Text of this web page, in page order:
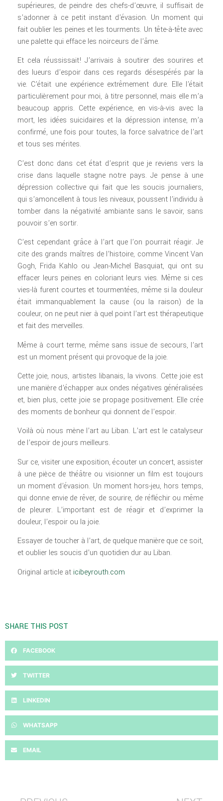
supérieures, de peindre des chefs-d’œuvre, il suffisait de
s’adonner à ce petit instant d’évasion. Un moment qui
fait oublier les peines et les tourments. Un tête-à-tête avec
une palette qui efface les noirceurs de l’âme.
Et cela réussissait! J’arrivais à soutirer des sourires et
des lueurs d’espoir dans ces regards désespérés par la
vie. C’était une expérience extrêmement dure. Elle l’était
particulièrement pour moi, à titre personnel, mais elle m’a
beaucoup appris. Cette expérience, en vis-à-vis avec la
mort, les idées suicidaires et la dépression intense, m’a
confirmé, une fois pour toutes, la force salvatrice de l’art
et tous ses mérites.
C’est donc dans cet état d’esprit que je reviens vers la
crise dans laquelle stagne notre pays. Je pense à une
dépression collective qui fait que les soucis journaliers,
qui s’amoncellent à tous les niveaux, poussent l’individu à
tomber dans la négativité ambiante sans le savoir, sans
pouvoir s’en sortir.
C’est cependant grâce à l’art que l’on pourrait réagir. Je
cite des grands maîtres de l’histoire, comme Vincent Van
Gogh, Frida Kahlo ou Jean-Michel Basquiat, qui ont su
effacer leurs peines en coloriant leurs vies. Même si ces
vies-là furent courtes et tourmentées, même si la douleur
était immanquablement la cause (ou la raison) de la
couleur, on ne peut nier à quel point l’art est thérapeutique
et fait des merveilles.
Même à court terme, même sans issue de secours, l’art
est un moment présent qui provoque de la joie.
Cette joie, nous, artistes libanais, la vivons. Cette joie est
une manière d’échapper aux ondes négatives généralisées
et, bien plus, cette joie se propage positivement. Elle crée
des moments de bonheur qui donnent de l’espoir.
Voilà où nous mène l’art au Liban. L’art est le catalyseur
de l’espoir de jours meilleurs.
Sur ce, visiter une exposition, écouter un concert, assister
à une pièce de théâtre ou visionner un film est toujours
un moment d’évasion. Un moment hors-jeu, hors temps,
qui donne envie de rêver, de sourire, de réfléchir ou même
de pleurer. L’important est de réagir et d’exprimer la
douleur, l’espoir ou la joie.
Essayer de toucher à l’art, de quelque manière que ce soit,
et oublier les soucis d’un quotidien dur au Liban.
Original article at icibeyrouth.com
SHARE THIS POST
FACEBOOK
TWITTER
LINKEDIN
WHATSAPP
EMAIL